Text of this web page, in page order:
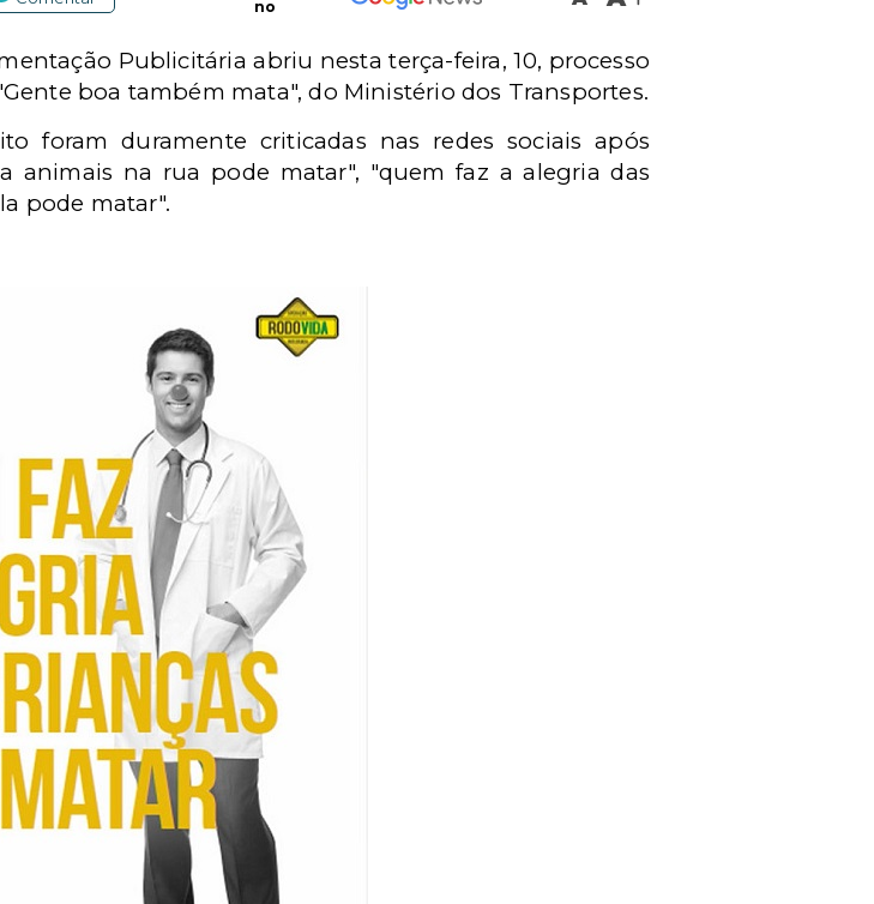
no
Publicitária abriu nesta terça-feira, 10, processo
boa também mata", do Ministério dos Transportes.
foram duramente criticadas nas redes sociais após
animais na rua pode matar", "quem faz a alegria das
pode matar".